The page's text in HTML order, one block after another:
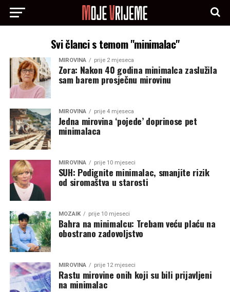
Svi članci s temom "minimalac"
MIROVINA prije 2 mjeseca
Zora: Nakon 40 godina minimalca zaslužila
sam barem prosječnu mirovinu
MIROVINA prije 4 mjeseca
Jedna mirovina ‘pojede’ doprinose pet
minimalaca
MIROVINA prije 10 mjeseci
SUH: Podignite minimalac, smanjite rizik
od siromaštva u starosti
MOZAIK prije 10 mjeseci
Bahra na minimalcu: Trebam veću plaću na
obostrano zadovoljstvo
MIROVINA prije 12 mjeseci
Rastu mirovine onih koji su bili prijavljeni
na minimalac